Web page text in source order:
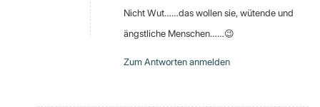
Nicht Wut……das wollen sie, wütende und
ängstliche Menschen……😉
Zum Antworten anmelden